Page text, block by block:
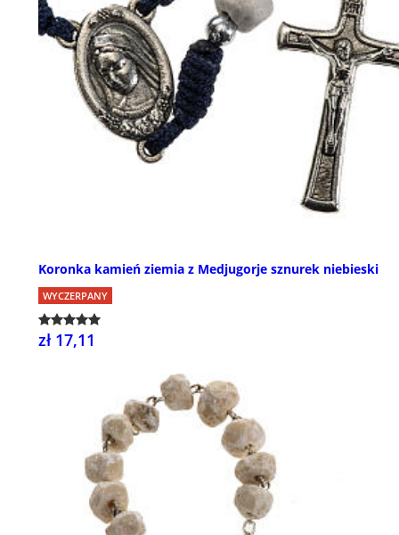
Koronka kamień ziemia z Medjugorje sznurek niebieski
WYCZERPANY
zł 17,11